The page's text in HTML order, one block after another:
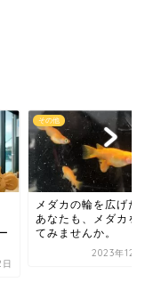
その他
「関門連絡船」は門
と唐戸を5分でつな
絡船。ちょっと足を